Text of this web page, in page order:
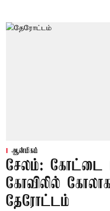
ஆன்மிகம்
சேலம்: கோட்டை
கோவிலில்
தேரோட்டம்